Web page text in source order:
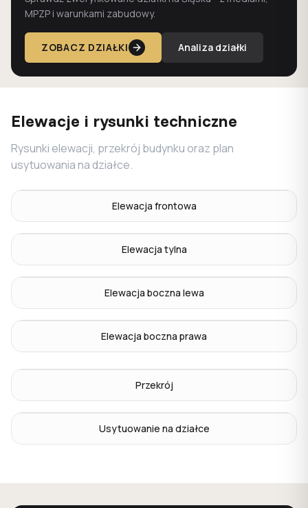
MPZP i warunkami zabudowy.
ZOBACZ DZIAŁKI Analiza działki
Elewacje i rysunki techniczne
Rysunki elewacji, przekrój budynku oraz plan
usytuowania na działce.
Elewacja frontowa
Elewacja tylna
Elewacja boczna lewa
Elewacja boczna prawa
Przekrój
Usytuowanie na działce